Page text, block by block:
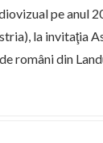
pe anul
la invitaţia
români din